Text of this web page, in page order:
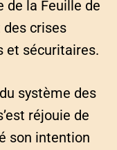
de la Feuille de
des crises
et sécuritaires.
système des
réjouie de
son intention